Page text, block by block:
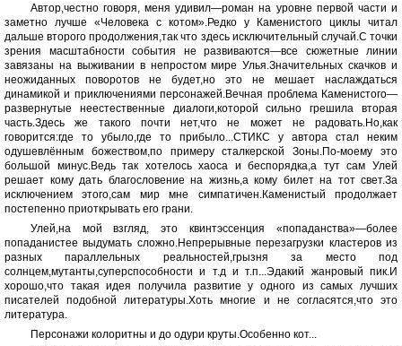
Автор,честно говоря, меня удивил—роман на уровне первой части и
заметно лучше «Человека с котом».Редко у Каменистого циклы читал
дальше второго продолжения,так что здесь исключительный случай.С точки
зрения масштабности события не развиваются—все сюжетные линии
завязаны на выживании в непростом мире Улья.Значительных скачков и
неожиданных поворотов не будет,но это не мешает наслаждаться
динамикой и приключениями персонажей.Вечная проблема Каменистого—
развернутые неестественные диалоги,которой сильно грешила вторая
часть.Здесь же такого почти нет,что не может не радовать.Но,как
говорится:где то убыло,где то прибыло...СТИКС у автора стал неким
одушевлённым божеством,по примеру сталкерской Зоны.По-моему это
большой минус.Ведь так хотелось хаоса и беспорядка,а тут сам Улей
решает кому дать благословение на жизнь,а кому билет на тот свет.За
исключением этого,сам мир мне симпатичен.Каменистый продолжает
постепенно приоткрывать его грани.
Улей,на мой взгляд, это квинтэссенция «попаданства»—более
попаданистее выдумать сложно.Непрерывные перезагрузки кластеров из
разных параллельных реальностей,грызня за место под
солнцем,мутанты,суперспособности и т.д и т.п...Эдакий жанровый пик.И
хорошо,что такая идея получила развитие у одного из самых лучших
писателей подобной литературы.Хоть многие и не согласятся,что это
литература.
Персонажи колоритны и до одури круты.Особенно кот...